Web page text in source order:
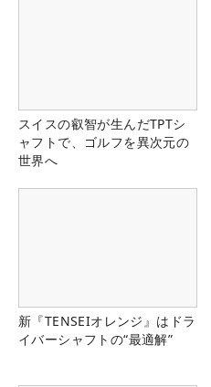
スイスの叡智が生んだTPTシ
ャフトで、ゴルフを異次元の
世界へ
新『TENSEIオレンジ』はドラ
イバーシャフトの“最適解”